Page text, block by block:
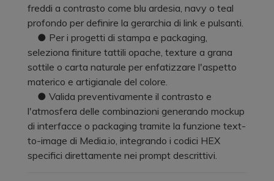
freddi a contrasto come blu ardesia, navy o teal
profondo per definire la gerarchia di link e pulsanti.
● Per i progetti di stampa e packaging,
seleziona finiture tattili opache, texture a grana
sottile o carta naturale per enfatizzare l'aspetto
materico e artigianale del colore.
● Valida preventivamente il contrasto e
l'atmosfera delle combinazioni generando mockup
di interfacce o packaging tramite la funzione text-
to-image di Media.io, integrando i codici HEX
specifici direttamente nei prompt descrittivi.